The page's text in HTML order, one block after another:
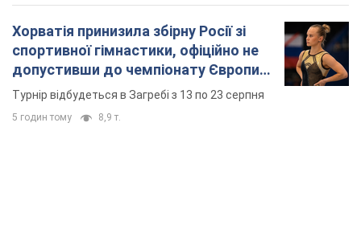
Хорватія принизила збірну Росії зі
спортивної гімнастики, офіційно не
допустивши до чемпіонату Європи
основних спортсменів
Турнір відбудеться в Загребі з 13 по 23 серпня
5 годин тому 8,9 т.